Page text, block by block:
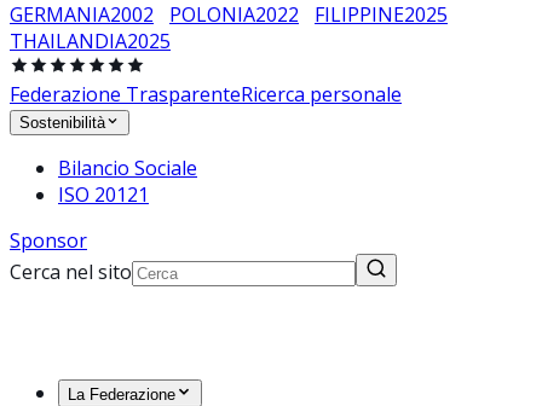
GERMANIA2002 POLONIA2022 FILIPPINE2025
THAILANDIA2025
Federazione TrasparenteRicerca personale
Sostenibilità
Bilancio Sociale
ISO 20121
Sponsor
Cerca nel sito
La Federazione